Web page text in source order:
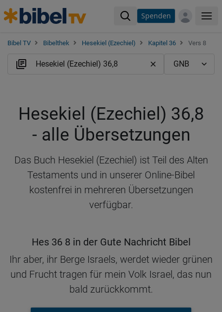
Spenden
Bibel TV Bibelthek Hesekiel (Ezechiel) Kapitel 36 Vers 8
Hesekiel (Ezechiel) 36,8
- alle Übersetzungen
Das Buch Hesekiel (Ezechiel) ist Teil des Alten
Testaments und in unserer Online-Bibel
kostenfrei in mehreren Übersetzungen
verfügbar.
Hes 36 8 in der Gute Nachricht Bibel
Ihr aber, ihr Berge Israels, werdet wieder grünen
und Frucht tragen für mein Volk Israel, das nun
bald zurückkommt.